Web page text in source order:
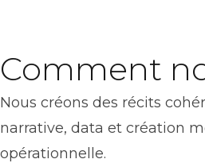
Comment
Nous créons des récits
narrative, data et création
opérationnelle.